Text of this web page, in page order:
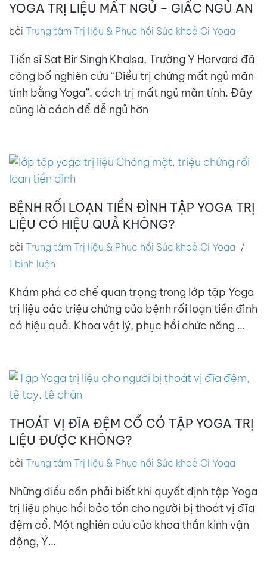
YOGA TRỊ LIỆU MẤT NGỦ – GIẤC NGỦ AN
bởi Trung tâm Trị liệu & Phục hồi Sức khoẻ Ci Yoga
Tiến sĩ Sat Bir Singh Khalsa, Trường Y Harvard đã
công bố nghiên cứu “Điều trị chứng mất ngủ mãn
tính bằng Yoga”. cách trị mất ngủ mãn tính. Đây
cũng là cách để dễ ngủ hơn
BỆNH RỐI LOẠN TIỀN ĐÌNH TẬP YOGA TRỊ
LIỆU CÓ HIỆU QUẢ KHÔNG?
bởi Trung tâm Trị liệu & Phục hồi Sức khoẻ Ci Yoga
1 bình luận
Khám phá cơ chế quan trọng trong lớp tập Yoga
trị liệu các triệu chứng của bệnh rối loạn tiền đình
có hiệu quả. Khoa vật lý, phục hồi chức năng …
THOÁT VỊ ĐĨA ĐỆM CỔ CÓ TẬP YOGA TRỊ
LIỆU ĐƯỢC KHÔNG?
bởi Trung tâm Trị liệu & Phục hồi Sức khoẻ Ci Yoga
Những điều cần phải biết khi quyết định tập Yoga
trị liệu phục hồi bảo tồn cho người bị thoát vị đĩa
đệm cổ. Một nghiên cứu của khoa thần kinh vận
động, Ý…